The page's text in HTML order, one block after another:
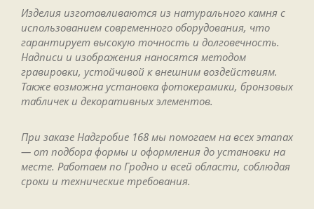
Изделия изготавливаются из натурального камня с
использованием современного оборудования, что
гарантирует высокую точность и долговечность.
Надписи и изображения наносятся методом
гравировки, устойчивой к внешним воздействиям.
Также возможна установка фотокерамики, бронзовых
табличек и декоративных элементов.
При заказе Надгробие 168 мы помогаем на всех этапах
— от подбора формы и оформления до установки на
месте. Работаем по Гродно и всей области, соблюдая
сроки и технические требования.